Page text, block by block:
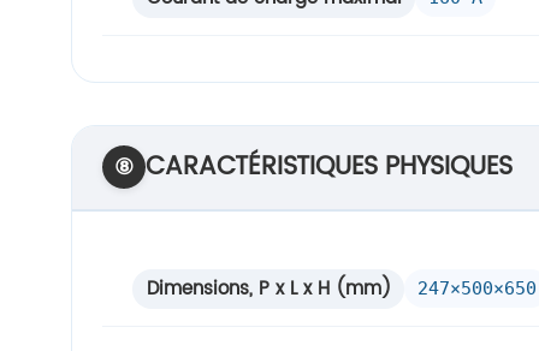
⑧ CARACTÉRISTIQUES PHYSIQUES
Dimensions, P x L x H (mm) 247×500×650